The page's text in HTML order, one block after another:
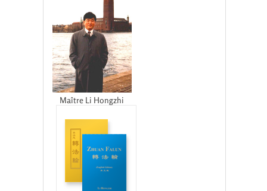
Maître Li Hongzhi